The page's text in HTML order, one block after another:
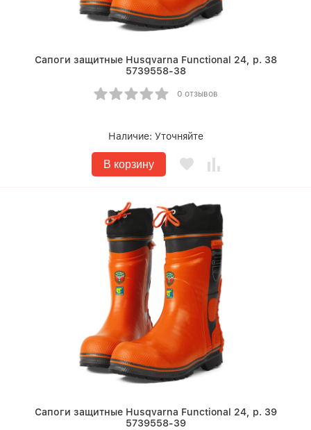
Сапоги защитные Husqvarna Functional 24, р. 38
5739558-38
0 отзывов
Наличие: Уточняйте
В корзину
Сапоги защитные Husqvarna Functional 24, р. 39
5739558-39